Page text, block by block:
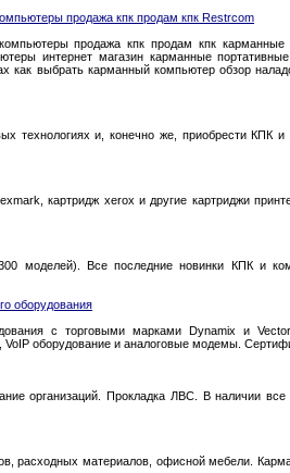
продажа кпк продам кпк Restrcom
продажа кпк продам кпк
интернет магазин карманные
выбрать карманный компьютер обзор
технологиях и, конечно же, приобрести
картридж xerox и другие картриджи
моделей). Все последние новинки КПК и
оборудования
с торговыми марками Dynamix и
оборудование и аналоговые модемы.
организаций. Прокладка ЛВС. В наличии
расходных материалов, офисной мебели.